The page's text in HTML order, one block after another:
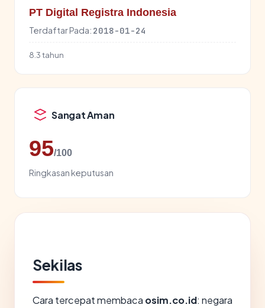
PT Digital Registra Indonesia
Terdaftar Pada: 2018-01-24
8.3 tahun
Sangat Aman
95/100
Ringkasan keputusan
Sekilas
Cara tercepat membaca osim.co.id: negara